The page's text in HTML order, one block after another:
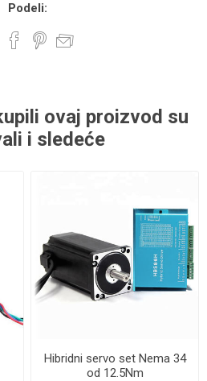
Podeli:
ovaj proizvod su
i sledeće
Hibridni servo set Nema 34
od 12.5Nm